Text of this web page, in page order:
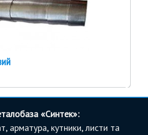
«Синтек»:
арматура, кутники, листи та